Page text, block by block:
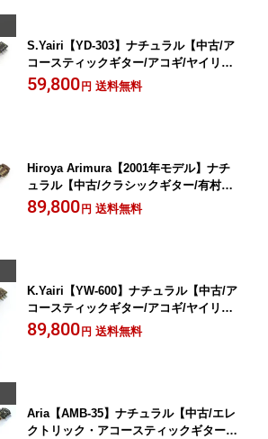
S.Yairi【YD-303】ナチュラル【中古/ア
コースティックギター/アコギ/ヤイリ】
岡山店
59,800 円 送料無料
Hiroya Arimura【2001年モデル】ナチ
ュラル【中古/クラシックギター/有村浩
也/アリムラヒロヤ】岡山店
89,800 円 送料無料
K.Yairi【YW-600】ナチュラル【中古/ア
コースティックギター/アコギ/ヤイリ】
岡山店
89,800 円 送料無料
Aria【AMB-35】ナチュラル【中古/エレ
クトリック・アコースティックギター/